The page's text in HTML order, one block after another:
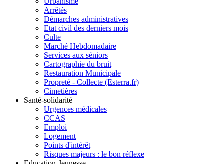
Arrêtés
Démarches administratives
Etat civil des derniers mois
Culte
Marché Hebdomadaire
Services aux séniors
Cartographie du bruit
Restauration Municipale
Propreté - Collecte (Esterra.fr)
Cimetières
Santé-solidarité
Urgences médicales
CCAS
Emploi
Logement
Points d'intérêt
Risques majeurs : le bon réflexe